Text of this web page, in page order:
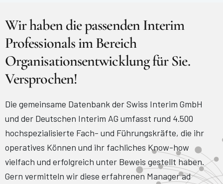
Wir haben die passenden Interim
Professionals im Bereich
Organisationsentwicklung für Sie.
Versprochen!
Die gemeinsame Datenbank der Swiss Interim GmbH
und der Deutschen Interim AG umfasst rund 4.500
hochspezialisierte Fach- und Führungskräfte, die ihr
operatives Können und ihr fachliches Know-how
vielfach und erfolgreich unter Beweis gestellt haben.
Gern vermitteln wir diese erfahrenen Manager ad